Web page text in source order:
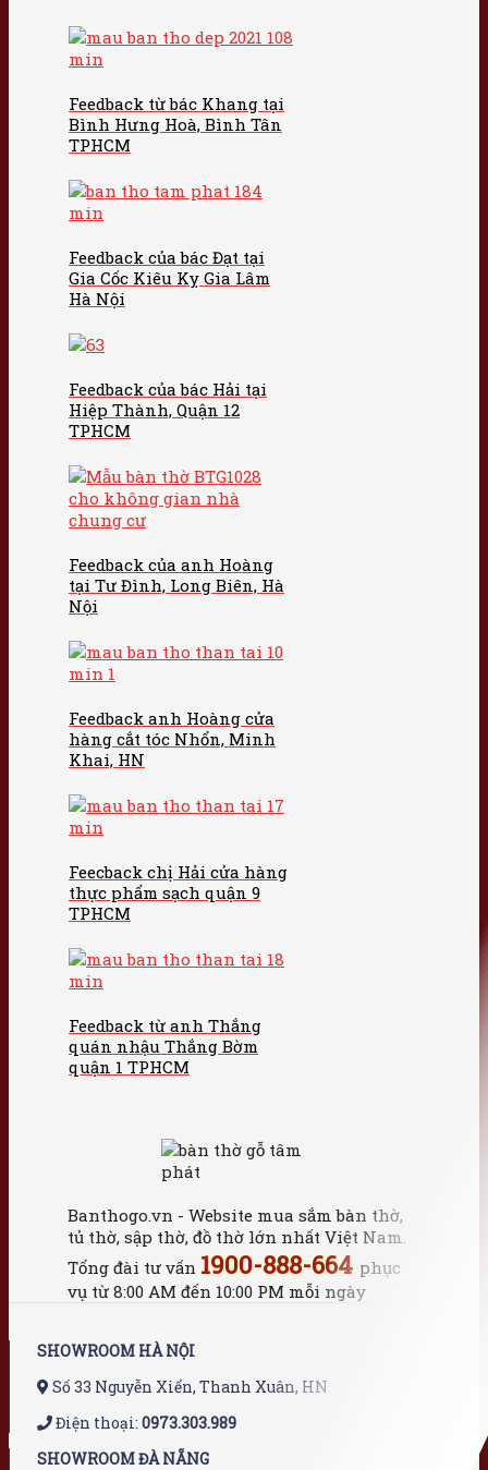
Feedback từ bác Khang tại
Bình Hưng Hoà, Bình Tân
TPHCM
Feedback của bác Đạt tại
Gia Cốc Kiêu Kỵ Gia Lâm
Hà Nội
Feedback của bác Hải tại
Hiệp Thành, Quận 12
TPHCM
Feedback của anh Hoàng
tại Tư Đình, Long Biên, Hà
Nội
Feedback anh Hoàng cửa
hàng cắt tóc Nhổn, Minh
Khai, HN
Feecback chị Hải cửa hàng
thực phẩm sạch quận 9
TPHCM
Feedback từ anh Thắng
quán nhậu Thắng Bờm
quận 1 TPHCM
Banthogo.vn - Website mua sắm bàn thờ,
tủ thờ, sập thờ, đồ thờ lớn nhất Việt Nam.
Tổng đài tư vấn 1900-888-664 phục
vụ từ 8:00 AM đến 10:00 PM mỗi ngày
SHOWROOM HÀ NỘI
Số 33 Nguyễn Xiển, Thanh Xuân, HN
Điện thoại: 0973.303.989
SHOWROOM ĐÀ NẴNG